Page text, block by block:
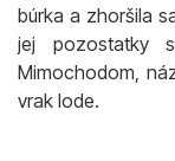
búrka a zhoršila
jej pozostatky
Mimochodom,
vrak lode.